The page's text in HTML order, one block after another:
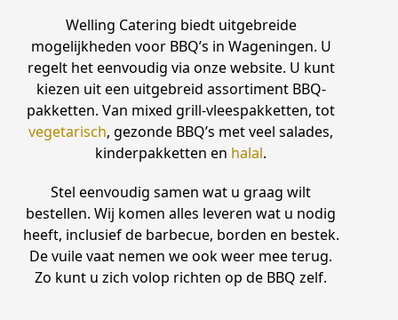
Welling Catering biedt uitgebreide
mogelijkheden voor BBQ’s in Wageningen. U
regelt het eenvoudig via onze website. U kunt
kiezen uit een uitgebreid assortiment BBQ-
pakketten. Van mixed grill-vleespakketten, tot
vegetarisch, gezonde BBQ’s met veel salades,
kinderpakketten en halal.
Stel eenvoudig samen wat u graag wilt
bestellen. Wij komen alles leveren wat u nodig
heeft, inclusief de barbecue, borden en bestek.
De vuile vaat nemen we ook weer mee terug.
Zo kunt u zich volop richten op de BBQ zelf.